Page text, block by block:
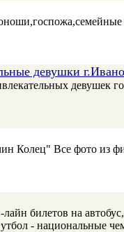
девушки
девушек
Колец" Все фото из
билетов на
- национальные